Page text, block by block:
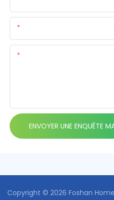
ENVOYER UNE ENQUÊTE
Copyright © 2026 Foshan